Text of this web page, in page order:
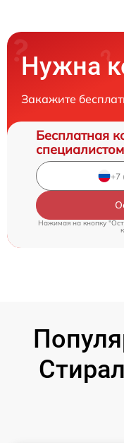
Нужна
Закажите
Бесплатная
специалистом
Нажимая на кнопку